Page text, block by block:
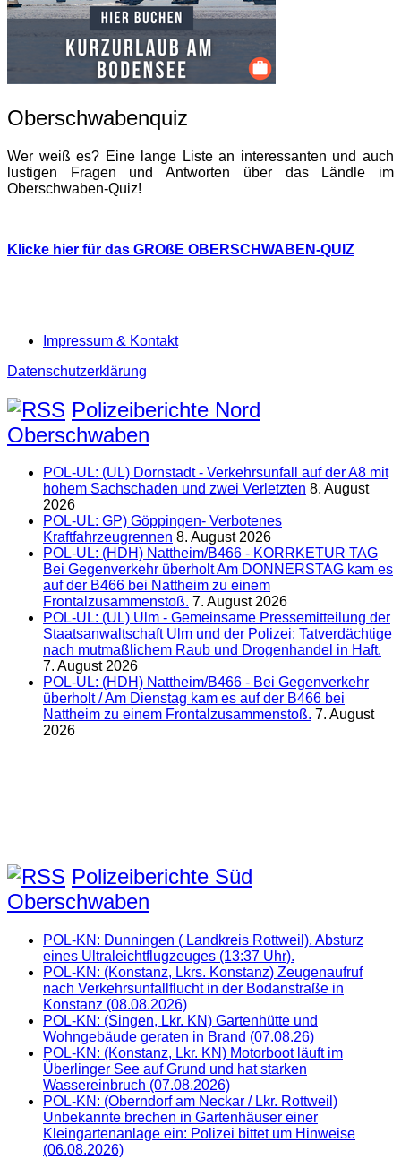
Oberschwabenquiz
Wer weiß es? Eine lange Liste an interessanten und auch
lustigen Fragen und Antworten über das Ländle im
Oberschwaben-Quiz!
Klicke hier für das GROßE OBERSCHWABEN-QUIZ
Impressum & Kontakt
Datenschutzerklärung
Polizeiberichte Nord
Oberschwaben
POL-UL: (UL) Dornstadt - Verkehrsunfall auf der A8 mit
hohem Sachschaden und zwei Verletzten 8. August
2026
POL-UL: GP) Göppingen- Verbotenes
Kraftfahrzeugrennen 8. August 2026
POL-UL: (HDH) Nattheim/B466 - KORRKETUR TAG
Bei Gegenverkehr überholt Am DONNERSTAG kam es
auf der B466 bei Nattheim zu einem
Frontalzusammenstoß. 7. August 2026
POL-UL: (UL) Ulm - Gemeinsame Pressemitteilung der
Staatsanwaltschaft Ulm und der Polizei: Tatverdächtige
nach mutmaßlichem Raub und Drogenhandel in Haft.
7. August 2026
POL-UL: (HDH) Nattheim/B466 - Bei Gegenverkehr
überholt / Am Dienstag kam es auf der B466 bei
Nattheim zu einem Frontalzusammenstoß. 7. August
2026
Polizeiberichte Süd
Oberschwaben
POL-KN: Dunningen ( Landkreis Rottweil). Absturz
eines Ultraleichtflugzeuges (13:37 Uhr).
POL-KN: (Konstanz, Lkrs. Konstanz) Zeugenaufruf
nach Verkehrsunfallflucht in der Bodanstraße in
Konstanz (08.08.2026)
POL-KN: (Singen, Lkr. KN) Gartenhütte und
Wohngebäude geraten in Brand (07.08.26)
POL-KN: (Konstanz, Lkr. KN) Motorboot läuft im
Überlinger See auf Grund und hat starken
Wassereinbruch (07.08.2026)
POL-KN: (Oberndorf am Neckar / Lkr. Rottweil)
Unbekannte brechen in Gartenhäuser einer
Kleingartenanlage ein: Polizei bittet um Hinweise
(06.08.2026)